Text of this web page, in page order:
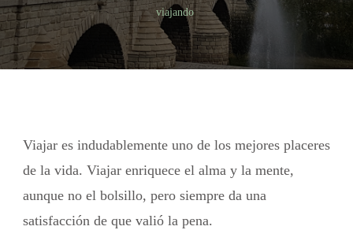
viajando
Viajar es indudablemente uno de los mejores placeres
de la vida. Viajar enriquece el alma y la mente,
aunque no el bolsillo, pero siempre da una
satisfacción de que valió la pena.